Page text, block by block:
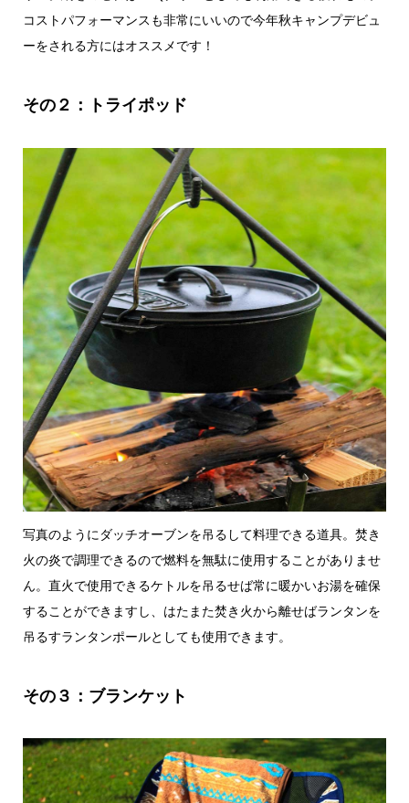
コストパフォーマンスも非常にいいので今年秋キャンプデビュ
ーをされる方にはオススメです！
その２：トライポッド
写真のようにダッチオーブンを吊るして料理できる道具。焚き
火の炎で調理できるので燃料を無駄に使用することがありませ
ん。直火で使用できるケトルを吊るせば常に暖かいお湯を確保
することができますし、はたまた焚き火から離せばランタンを
吊るすランタンポールとしても使用できます。
その３：ブランケット